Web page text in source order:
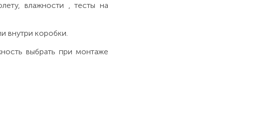
влажности , тесты на
внутри коробки.
выбрать при монтаже